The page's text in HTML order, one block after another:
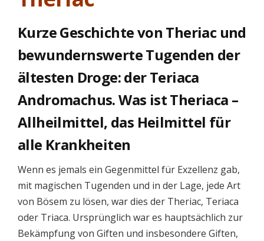
Kurze Geschichte von Theriac und
bewundernswerte Tugenden der
ältesten Droge: der Teriaca
Andromachus. Was ist Theriaca –
Allheilmittel, das Heilmittel für
alle Krankheiten
Wenn es jemals ein Gegenmittel für Exzellenz gab,
mit magischen Tugenden und in der Lage, jede Art
von Bösem zu lösen, war dies der Theriac, Teriaca
oder Triaca. Ursprünglich war es hauptsächlich zur
Bekämpfung von Giften und insbesondere Giften,